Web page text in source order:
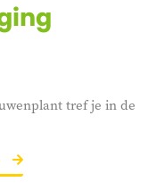
tref je in de